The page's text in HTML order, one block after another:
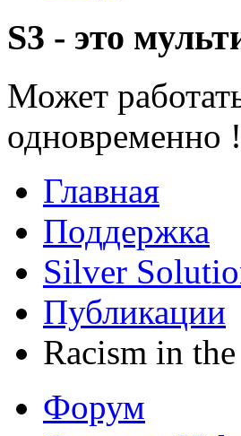
S3 - это
Может
одновременно !
Главная
Поддержка
Silver
Публикации
Racism in
Форум